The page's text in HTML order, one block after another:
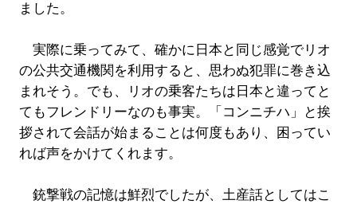
ました。
実際に乗ってみて、確かに日本と同じ感覚でリオ
の公共交通機関を利用すると、思わぬ犯罪に巻き込
まれそう。でも、リオの乗客たちは日本と違ってと
てもフレンドリーなのも事実。「コンニチハ」と挨
拶されて会話が始まることは何度もあり、困ってい
れば声をかけてくれます。
銃撃戦の記憶は鮮烈でしたが、土産話としてはこ